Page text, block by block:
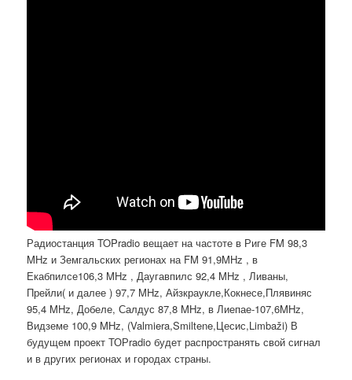
Радиостанция TOPradio вещает на частоте в Риге FM 98,3
MHz и Земгальских регионах на FM 91,9MHz , в
Екабпилсе106,3 MHz , Даугавпилс 92,4 MHz , Ливаны,
Прейли( и далее ) 97,7 MHz, Айзкраукле,Кокнесе,Плявиняс
95,4 MHz, Добеле, Салдус 87,8 MHz, в Лиепае-107,6MHz,
Видземе 100,9 MHz, (Valmiera,Smiltene,Цесис,Limbaži) В
будущем проект ТОРradio будет распространять свой сигнал
и в других регионах и городах страны.